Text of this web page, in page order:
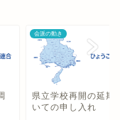
会派の動き
県立学校再開の延期
いての申し入れ